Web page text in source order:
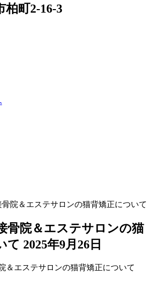
柏町2-16-3
骨院＆エステサロンの猫背矯正について
骨院＆エステサロンの猫
て 2025年9月26日